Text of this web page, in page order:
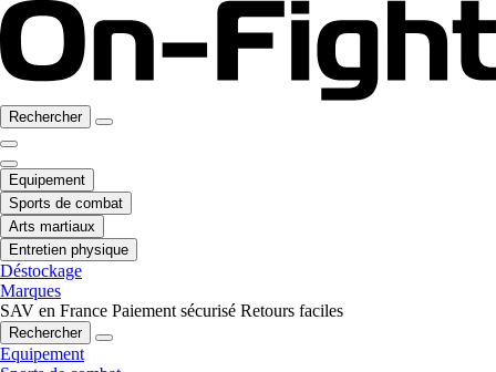
Rechercher
Equipement
Sports de combat
Arts martiaux
Entretien physique
Déstockage
Marques
SAV en France Paiement sécurisé Retours faciles
Rechercher
Equipement